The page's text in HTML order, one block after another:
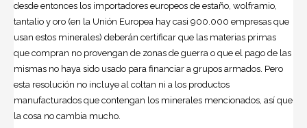
desde entonces los importadores europeos de estaño, wolframio,
tantalio y oro (en la Unión Europea hay casi 900.000 empresas que
usan estos minerales) deberán certificar que las materias primas
que compran no provengan de zonas de guerra o que el pago de las
mismas no haya sido usado para financiar a grupos armados. Pero
esta resolución no incluye al coltan ni a los productos
manufacturados que contengan los minerales mencionados, así que
la cosa no cambia mucho.